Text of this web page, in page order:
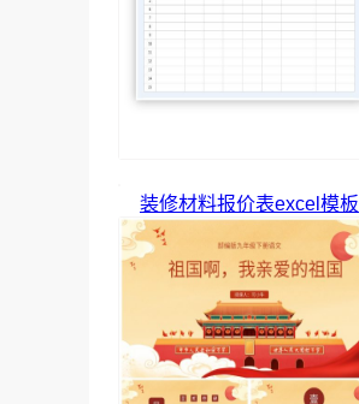
装修材料报价表excel模板